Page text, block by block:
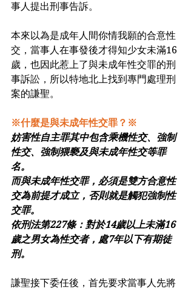
事人提出刑事告訴。
本來以為是成年人間你情我願的合意性
交，當事人在事發後才得知少女未滿16
歲，也因此惹上了與未成年性交罪的刑
事訴訟，所以特地北上找到專門處理刑
案的謙聖。
※什麼是與未成年性交罪？※
妨害性自主罪其中包含乘機性交、強制
性交、強制猥褻及與未成年性交等罪
名。
而與未成年性交罪，必須是雙方合意性
交為前提才成立，否則就是觸犯強制性
交罪。
依刑法第227條：對於14歲以上未滿16
歲之男女為性交者，處7年以下有期徒
刑。
謙聖接下委任後，首先要求當事人先將